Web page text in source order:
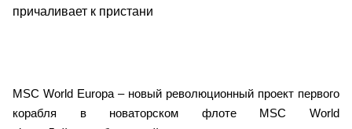
MSC World Europa – новый революционный проект первого
корабля в новаторском флоте MSC World
причаливает к пристани